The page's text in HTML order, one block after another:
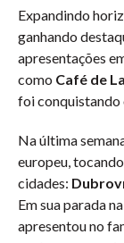
Expandindo
ganhando
apresentações
como Café de
foi conquistando
Na última
europeu,
cidades:
Em sua parada
apresentou no